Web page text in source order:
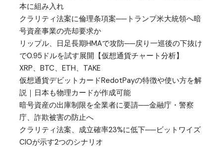
本に組み入れ
クラリティ法案に倫理条項案──トランプ米大統領へ暗
号資産事業の売却要求か
リップル、日足長期HMAで攻防──戻り一巡後の下抜け
で0.95ドルを試す展開【仮想通貨チャート分析】
XRP、BTC、ETH、TAKE
仮想通貨デビットカードRedotPayの特徴や使い方を解
説｜日本も物理カードが作成可能
暗号資産の出庫制限を全業者に要請──金融庁・警察
庁、詐欺被害の防止へ
クラリティ法案、成立確率23%に低下──ビットワイズ
CIOが示す2つのシナリオ